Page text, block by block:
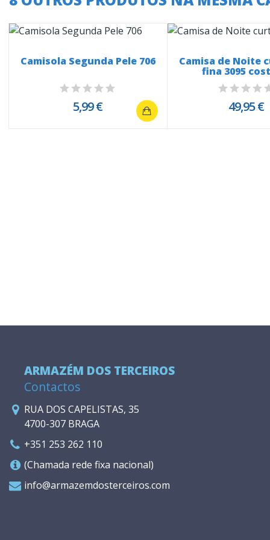
Camisola Segunda Pele 706
5,99 €
Camisa de Noite
fina 3095
49,95 €
ARMAZÉM DOS TERCEIROS
Contactos
RUA DOS CAPELISTAS, 35
4700-307 BRAGA
+351 253 262 110
(Chamada rede fixa nacional)
info@armazemdosterceiros.com